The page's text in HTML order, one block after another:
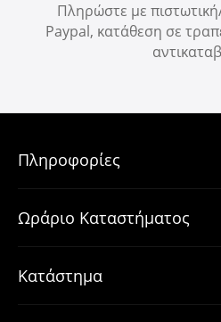
Πληρώστε με
Paypal, κατάθεση σε
Πληροφορίες
Ωράριο Καταστήματος
Κατάστημα